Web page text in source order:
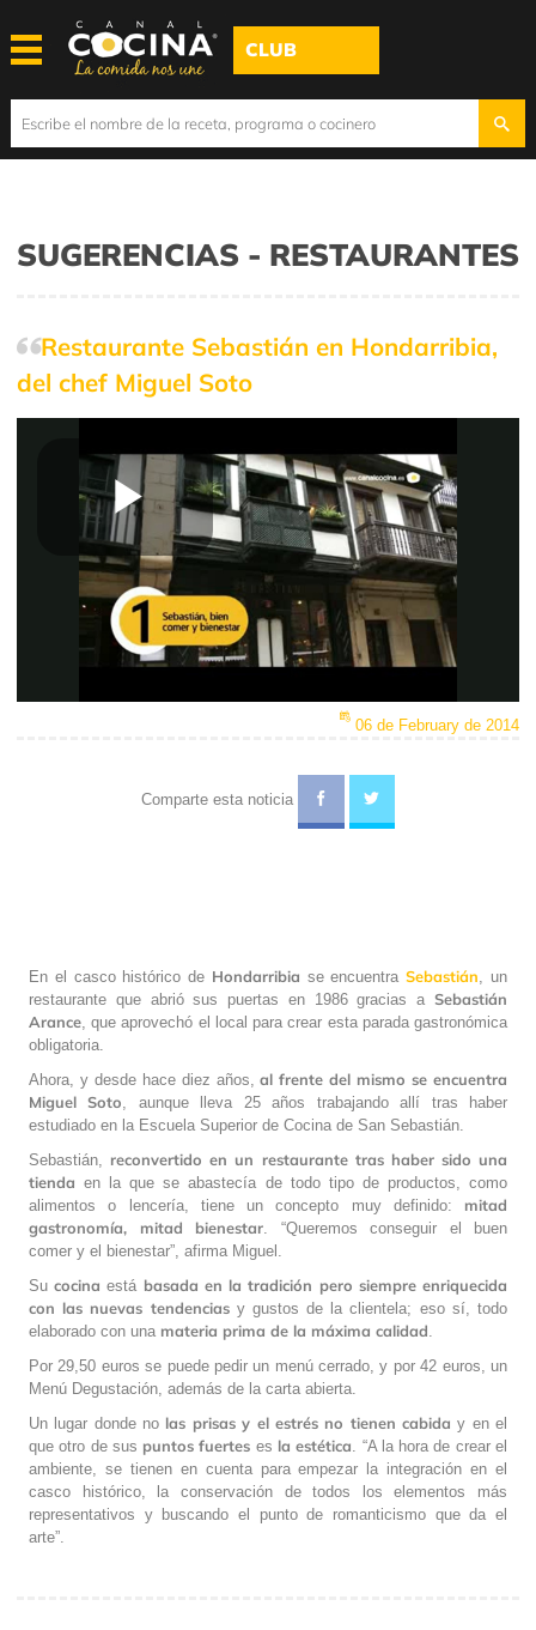
CLUB
SUGERENCIAS - RESTAURANTES
Restaurante Sebastián en Hondarribia,
del chef Miguel Soto
Play
Video
06 de February de 2014
Comparte esta noticia
En el casco histórico de Hondarribia se encuentraSebastián , un
restaurante que abrió sus puertas en 1986 gracias a Sebastián
Arance , que aprovechó el local para crear esta parada gastronómica
obligatoria.
Ahora, y desde hace diez años, al frente del mismo se encuentra
Miguel Soto , aunque lleva 25 años trabajando allí tras haber
estudiado en la Escuela Superior de Cocina de San Sebastián.
Sebastián, reconvertido en un restaurante tras haber sido una
tienda en la que se abastecía de todo tipo de productos, como
alimentos o lencería, tiene un concepto muy definido: mitad
gastronomía, mitad bienestar . “Queremos conseguir el buen
comer y el bienestar”, afirma Miguel.
Sucocina está basada en la tradición pero siempre enriquecida
con las nuevas tendenciasy gustos de la clientela; eso sí, todo
elaborado con una materia prima de la máxima calidad
Por 29,50 euros se puede pedir un menú cerrado, y por 42 euros, un
Menú Degustación, además de la carta abierta.
Un lugar donde no las prisas y el estrés no tienen cabida y en el
que otro de sus puntos fuertes es la estética . “A la hora de crear el
ambiente, se tienen en cuenta para empezar la integración en el
casco histórico, la conservación de todos los elementos más
representativos y buscando el punto de romanticismo que da el
arte”.